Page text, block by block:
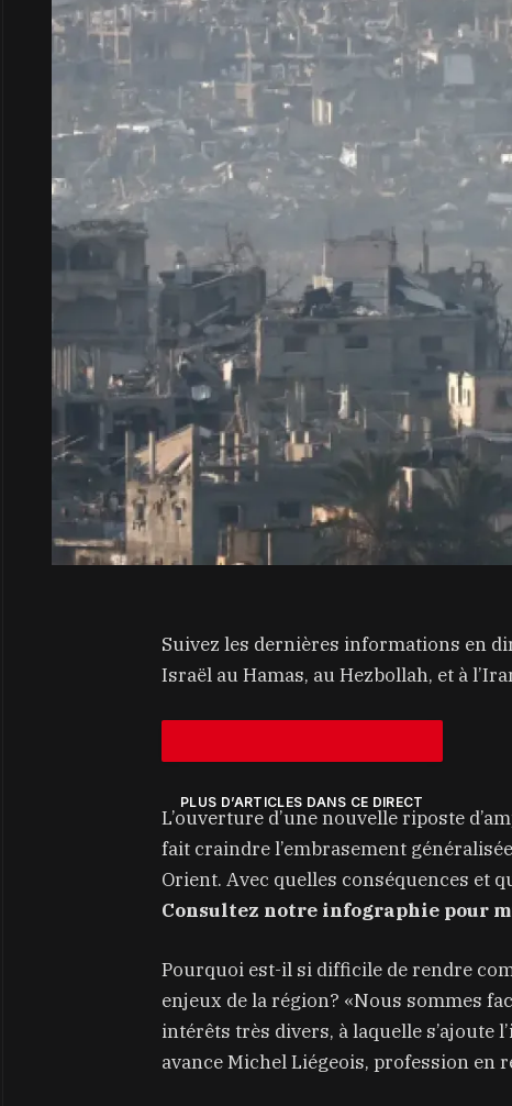
Suivez les dernières informations en
Israël au Hamas, au Hezbollah, et à
PLUS D’ARTICLES DANS CE DIRECT
L’ouverture d’une nouvelle riposte
fait craindre l’embrasement
Orient. Avec quelles conséquences et
Consultez notre infographie pour
Pourquoi est-il si difficile de rendre
enjeux de la région? «Nous sommes
intérêts très divers, à laquelle s’ajoute
avance Michel Liégeois, profession en